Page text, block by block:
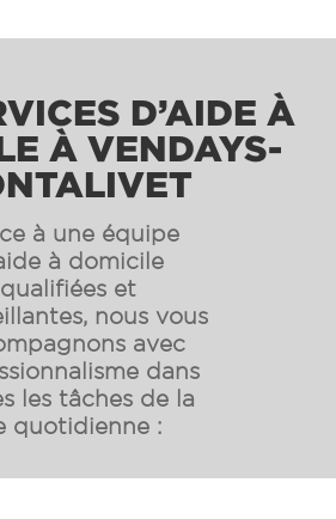
D’AIDE À
À VENDAYS-
à une équipe
à domicile
qualifiées et
nous vous
avec
dans
les tâches de la
quotidienne :